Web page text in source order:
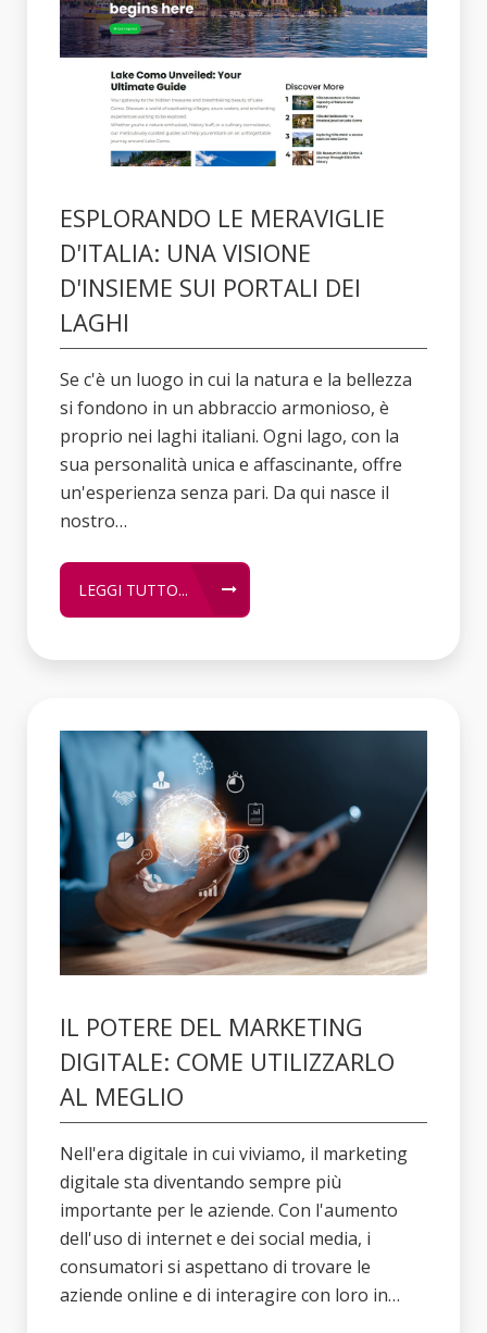
ESPLORANDO LE MERAVIGLIE
D'ITALIA: UNA VISIONE
D'INSIEME SUI PORTALI DEI
LAGHI
Se c'è un luogo in cui la natura e la bellezza
si fondono in un abbraccio armonioso, è
proprio nei laghi italiani. Ogni lago, con la
sua personalità unica e affascinante, offre
un'esperienza senza pari. Da qui nasce il
nostro…
LEGGI TUTTO...
IL POTERE DEL MARKETING
DIGITALE: COME UTILIZZARLO
AL MEGLIO
Nell'era digitale in cui viviamo, il marketing
digitale sta diventando sempre più
importante per le aziende. Con l'aumento
dell'uso di internet e dei social media, i
consumatori si aspettano di trovare le
aziende online e di interagire con loro in…